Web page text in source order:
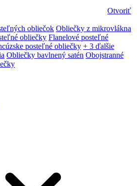
Otvoriť
obliečok Obliečky z mikrovlákna
obliečky Flanelové posteľné
posteľné obliečky + 3 ďalšie
Obliečky bavlnený satén Obojstranné